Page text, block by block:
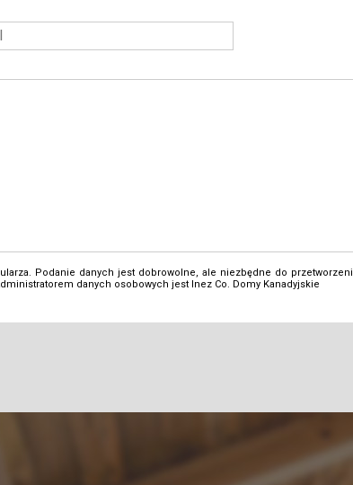
Podanie danych jest dobrowolne, ale niezbędne do
danych osobowych jest Inez Co. Domy Kanadyjskie